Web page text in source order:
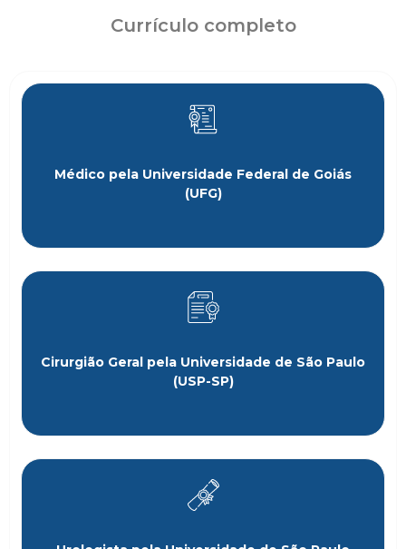
Currículo completo
Médico pela Universidade Federal de Goiás
(UFG)
Cirurgião Geral pela Universidade de São Paulo
(USP-SP)